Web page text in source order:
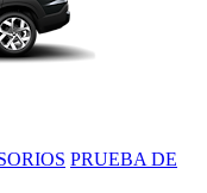
PRUEBA DE